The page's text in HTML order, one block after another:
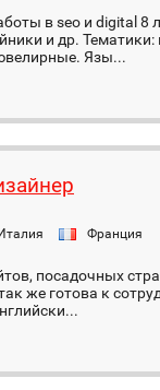
в seo и digital 8
и др.
Язы...
Италия Франция
посадочных
же готова к